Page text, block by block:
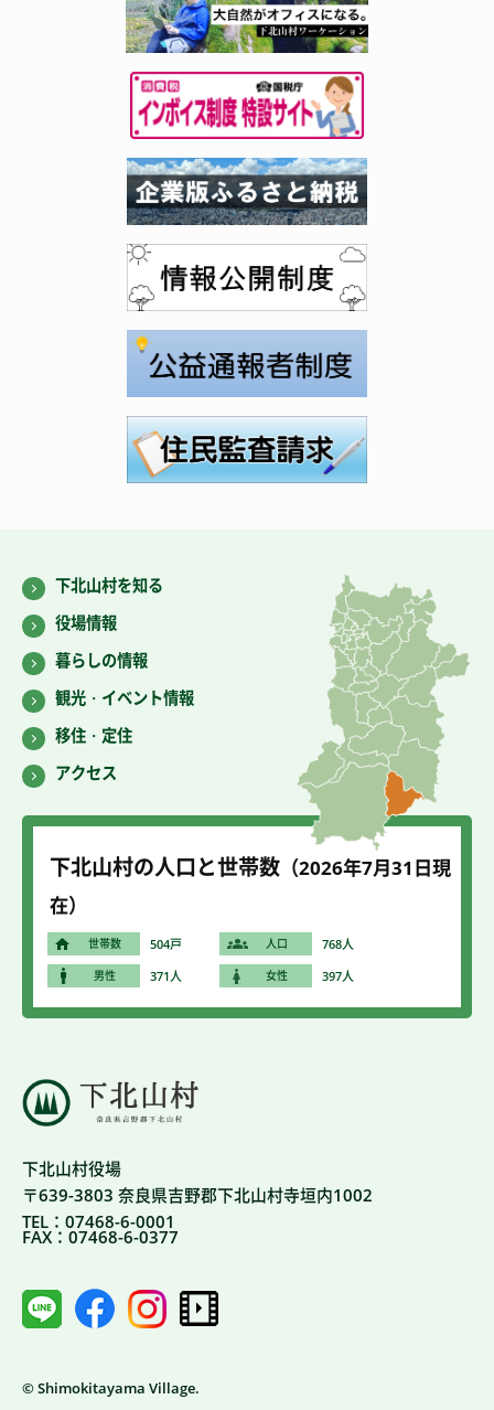
下北山村役場
〒639-3803 奈良県吉野郡下北山村寺垣内1002
TEL：07468-6-0001
FAX：07468-6-0377
© Shimokitayama Village.
下北山村を知る
役場情報
暮らしの情報
観光・イベント情報
移住・定住
アクセス
下北山村の人口と世帯数 （2026年7月31 日現
在）
世帯数 504戸 人口 768人
男性 371人 女性 397人